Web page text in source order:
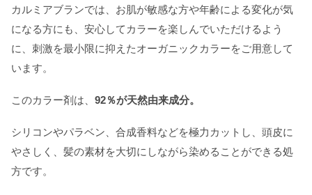
カルミアブランでは、お肌が敏感な方や年齢による変化が気
になる方にも、安心してカラーを楽しんでいただけるよう
に、刺激を最小限に抑えたオーガニックカラーをご用意して
います。
このカラー剤は、 92％が天然由来成分。
シリコンやパラベン、合成香料などを極力カットし、頭皮に
やさしく、髪の素材を大切にしながら染めることができる処
方です。